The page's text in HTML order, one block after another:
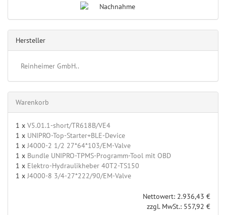
Hersteller
Reinheimer GmbH..
Warenkorb
1 x V5.01.1-short/TR618B/VE4
1 x UNIPRO-Top-Starter+BLE-Device
1 xJ4000-2 1/2 27*64*103/EM-Valve
1 x Bundle UNIPRO-TPMS-Programm-Tool mit OBD
1 x Elektro-Hydraulikheber 40T2-TS150
1 xJ4000-8 3/4-27*222/90/EM-Valve
Nettowert: 2.936,43 €
zzgl. MwSt.: 557,92 €